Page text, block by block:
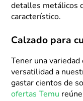
detalles metálicos
característico.
Calzado para
Tener una
versatilidad a
gastar cientos de
ofertas Temu